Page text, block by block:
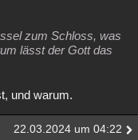
zum Schloss, was
lässt der Gott das
und warum.
22.03.2024 um 04:22